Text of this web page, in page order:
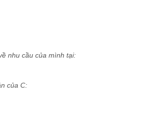
nhu cầu của mình tại:
của C: